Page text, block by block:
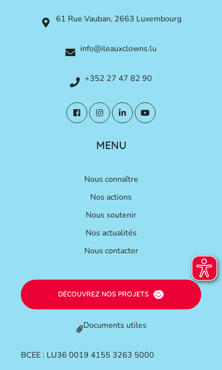
61 Rue Vauban, 2663 Luxembourg
info@ileauxclowns.lu
+352 27 47 82 90
MENU
Nous connaître
Nos actions
Nous soutenir
Nos actualités
Nous contacter
DÉCOUVREZ NOS PROJETS
Documents utiles
BCEE : LU36 0019 4155 3263 5000